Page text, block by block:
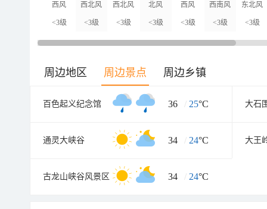
西风
<3级
西北风
<3级
西北风
<3级
北风
<3级
西风
<3级
西南风
<3级
东北风
<3级
周边地区 周边景点 周边乡镇
百色起义纪念馆 36 / 25°C 大石
通灵大峡谷 34 / 24°C 大王
古龙山峡谷风景区 34 / 24°C